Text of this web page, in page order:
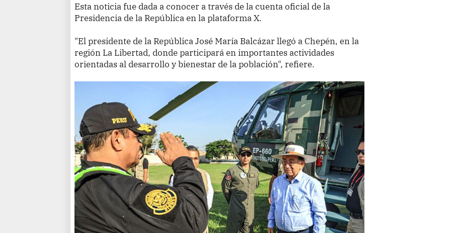
Esta noticia fue dada a conocer a través de la cuenta oficial de la
Presidencia de la República en la plataforma X.
"El presidente de la República José María Balcázar llegó a Chepén, en la
región La Libertad, donde participará en importantes actividades
orientadas al desarrollo y bienestar de la población", refiere.